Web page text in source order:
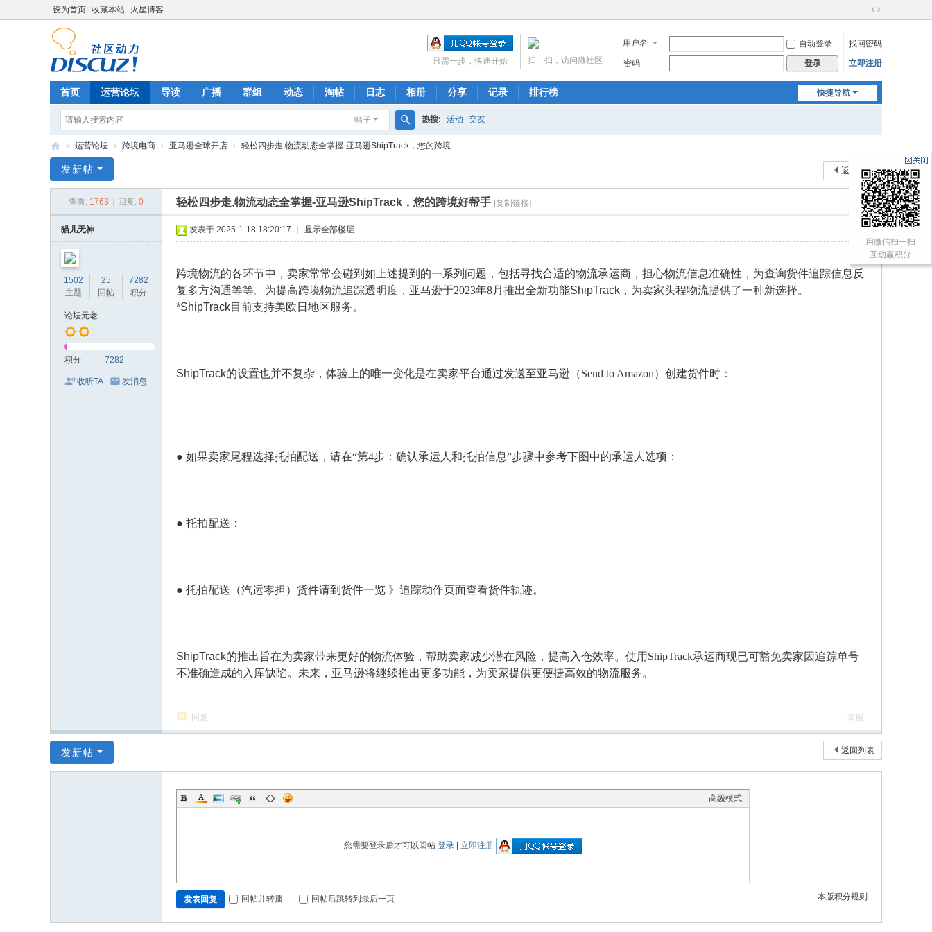
设为首页 收藏本站 火星博客
切
到
宽
用户名 自动登录
找回密码
密码
登录 立即注册
扫一扫，访问微社区
只需一步，快速开始
快捷导航
首页 运营论坛 导读 广播 群组 动态 淘帖 日志 相册 分享 记录 排行榜
帖子
搜
热搜: 活动 交友
商
» 运营论坛 › 跨境电商 › 亚马逊全球开店 › 轻松四步走,物流动态全掌握-亚马逊ShipTrack，您的跨境 ...
返回列表
发新帖
查看: 1763 回复: 0 轻松四步走,物流动态全掌握-亚马逊ShipTrack，您的跨境好帮手 [复制链接]
猫儿无神
1502
主题
25
回帖
7282
积分
论坛元老
积分 7282
收听TA 发消息
发表于 2025-1-18 18:20:17 显示全部楼层
跨境物流的各环节中，卖家常常会碰到如上述提到的一系列问题，包括寻找合适的物流承运商，担心物流信息准确性，为查询货件追踪信息反
复多方沟通等等。为提高跨境物流追踪透明度，亚马逊于2023年8月推出全新功能ShipTrack，为卖家头程物流提供了一种新选择。
*ShipTrack目前支持美欧日地区服务。
ShipTrack的设置也并不复杂，体验上的唯一变化是在卖家平台通过发送至亚马逊（Send to Amazon）创建货件时 ：
● 如果卖家尾程选择托拍配送，请在“第4步：确认承运人和托拍信息”步骤中参考下图中的承运人选项：
● 托拍配送：
● 托拍配送（汽运零担）货件请到货件一览 》追踪动作页面查看货件轨迹。
ShipTrack的推出旨在为卖家带来更好的物流体验，帮助卖家减少潜在风险，提高入仓效率。 使用 ShipTrack承运商现已可豁免卖家因追踪单号
不准确造成的入库缺陷。未来，亚马逊将继续推出更多功能，为卖家提供更便捷高效的物流服务。
回复 举报
返回列表
发新帖
高级模式
您需要登录后才可以回帖 登录 立即注册
本版积分规则
发表回复 回帖并转播 回帖后跳转到最后一页
用微信扫一扫
互动赢积分